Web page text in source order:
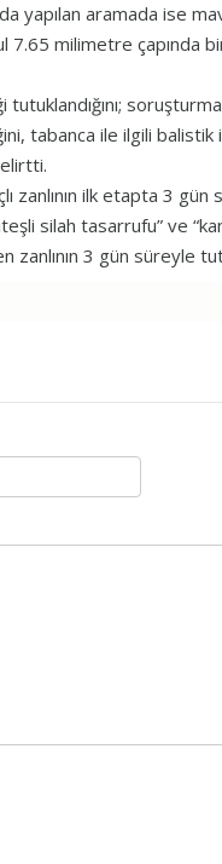
yapılan aramada ise
milimetre çapında
tabanca ile ilgili balistik
zanlının ilk etapta 3
silah tasarrufu” ve
zanlının 3 gün süreyle